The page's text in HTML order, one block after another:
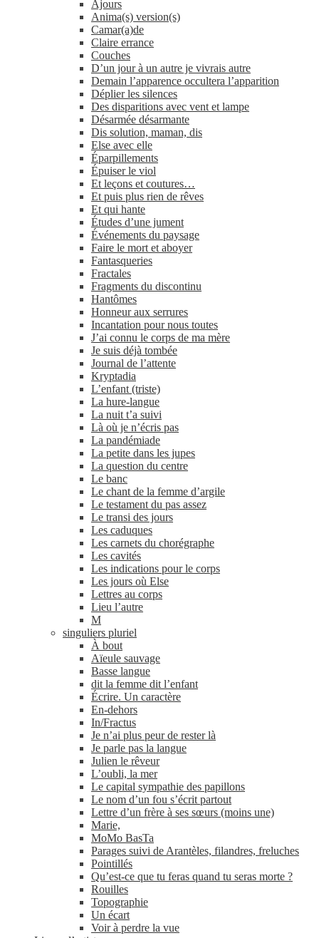
Ajours
Anima(s) version(s)
Camar(a)de
Claire errance
Couches
D’un jour à un autre je vivrais autre
Demain l’apparence occultera l’apparition
Déplier les silences
Des disparitions avec vent et lampe
Désarmée désarmante
Dis solution, maman, dis
Else avec elle
Éparpillements
Épuiser le viol
Et leçons et coutures…
Et puis plus rien de rêves
Et qui hante
Études d’une jument
Événements du paysage
Faire le mort et aboyer
Fantasqueries
Fractales
Fragments du discontinu
Hantômes
Honneur aux serrures
Incantation pour nous toutes
J’ai connu le corps de ma mère
Je suis déjà tombée
Journal de l’attente
Kryptadia
L’enfant (triste)
La hure-​langue
La nuit t’a suivi
Là où je n’écris pas
La pandémiade
La petite dans les jupes
La question du centre
Le banc
Le chant de la femme d’argile
Le testament du pas assez
Le transi des jours
Les caduques
Les carnets du chorégraphe
Les cavités
Les indications pour le corps
Les jours où Else
Lettres au corps
Lieu l’autre
M
singuliers pluriel
À bout
Aïeule sauvage
Basse langue
dit la femme dit l’enfant
Écrire. Un caractère
En-​dehors
In/​Fractus
Je n’ai plus peur de rester là
Je parle pas la langue
Julien le rêveur
L’oubli, la mer
Le capital sympathie des papillons
Le nom d’un fou s’écrit partout
Lettre d’un frère à ses sœurs (moins une)
Marie,
MoMo BasTa
Parages suivi de Arantèles, filandres, freluches
Pointillés
Qu’est-ce que tu feras quand tu seras morte ?
Rouilles
Topographie
Un écart
Voir à perdre la vue